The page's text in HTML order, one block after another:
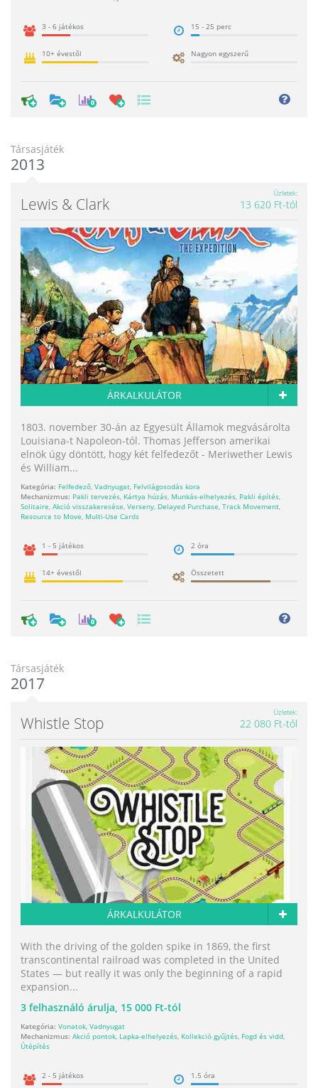
3 - 6 játékos 15 - 25 perc
10+ évestől Nagyon egyszerű
0
Társasjáték
2013
Lewis & Clark
Üzletek
13 620 Ft-tól
ÁRKALKULÁTOR
1803. november 30-án az Egyesült Államok megvásárolta
Louisiana-t Napoleon-tól. Thomas Jefferson amerikai
elnök úgy döntött, hogy két felfedezőt - Meriwether Lewis
és William...
Kategória: Felfedező, Vadnyugat, Felvilágosodás kora
Mechanizmus: Pakli tervezés, Kártya húzás, Munkás-elhelyezés, Pakli építés,
Solitaire, Akció visszakeresése, Verseny, Delayed Purchase, Track Movement,
Resource to Move, Multi-Use Cards
1 - 5 játékos 2 óra
14+ évestől Összetett
0
Társasjáték
2017
Whistle Stop
Üzletek
22 080 Ft-tól
ÁRKALKULÁTOR
With the driving of the golden spike in 1869, the first
transcontinental railroad was completed in the United
States — but really it was only the beginning of a rapid
expansion...
3 felhasználó árulja, 15 000 Ft-tól
Kategória: Vonatok, Vadnyugat
Mechanizmus: Akció pontok, Lapka-elhelyezés, Kollekció gyűjtés, Fogd és vidd,
Útépítés
2 - 5 játékos 1.5 óra